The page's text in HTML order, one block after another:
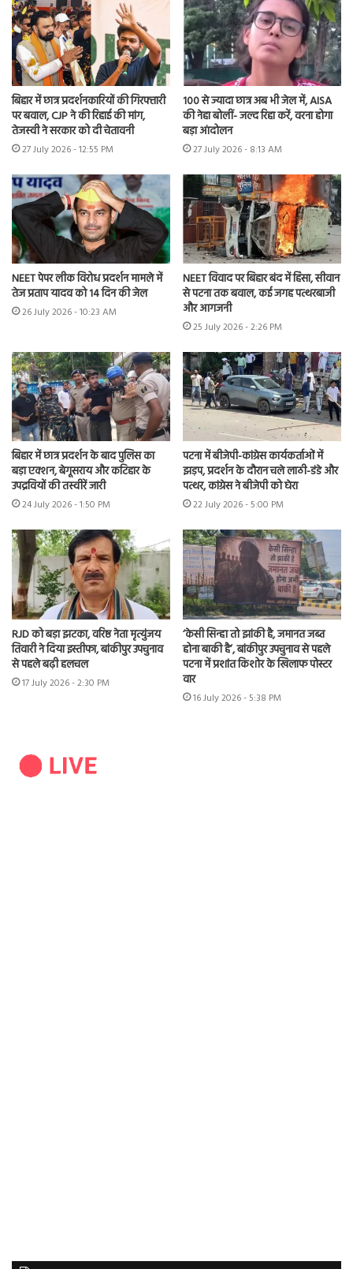
बिहार में छात्र प्रदर्शनकारियों की गिरफ्तारी
पर बवाल, CJP ने की रिहाई की मांग,
तेजस्वी ने सरकार को दी चेतावनी
27 July 2026 - 12:55 PM
100 से ज्यादा छात्र अब भी जेल में, AISA
की नेहा बोलीं- जल्द रिहा करें, वरना होगा
बड़ा आंदोलन
27 July 2026 - 8:13 AM
NEET पेपर लीक विरोध प्रदर्शन मामले में
तेज प्रताप यादव को 14 दिन की जेल
26 July 2026 - 10:23 AM
NEET विवाद पर बिहार बंद में हिंसा, सीवान
से पटना तक बवाल, कई जगह पत्थरबाजी
और आगजनी
25 July 2026 - 2:26 PM
बिहार में छात्र प्रदर्शन के बाद पुलिस का
बड़ा एक्शन, बेगूसराय और कटिहार के
उपद्रवियों की तस्वीरें जारी
24 July 2026 - 1:50 PM
पटना में बीजेपी-कांग्रेस कार्यकर्ताओं में
झड़प, प्रदर्शन के दौरान चले लाठी-डंडे और
पत्थर, कांग्रेस ने बीजेपी को घेरा
22 July 2026 - 5:00 PM
RJD को बड़ा झटका, वरिष्ठ नेता मृत्युंजय
तिवारी ने दिया इस्तीफा, बांकीपुर उपचुनाव
से पहले बढ़ी हलचल
17 July 2026 - 2:30 PM
‘केसी सिन्हा तो झांकी है, जमानत जब्त
होना बाकी है’, बांकीपुर उपचुनाव से पहले
पटना में प्रशांत किशोर के खिलाफ पोस्टर
वार
16 July 2026 - 5:38 PM